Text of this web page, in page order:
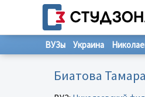
ВУЗы Украина
Биатова